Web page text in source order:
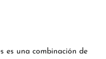
es una combinación de